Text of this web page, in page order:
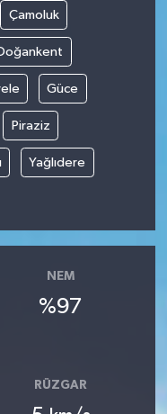
Çamoluk
Güce
Piraziz
Yağlıdere
NEM
%97
RÜZGAR